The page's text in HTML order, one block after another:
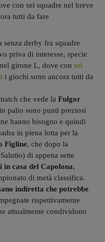
con sei squadre nel breve
tutti da fare
senza derby fra squadre
priva di interesse, specie
girone L, dove con sei
i giochi sono ancora tutti da
che vede la Fulgor
in palio sono punti preziosi
hanno bisogno e quindi
in piena lotta per la
Figline, che dopo la
di appena sette
in casa del Capolona,
di metà classifica.
indiretta che potrebbe
rispettivamente
attualmente condividono